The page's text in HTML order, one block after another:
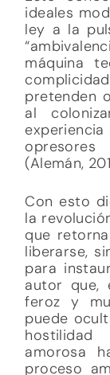
ideales
ley a la
máquina
pretenden
al
experiencia
(Alemán,
Con esto
la
que
liberarse,
para
autor que,
feroz y
puede
amorosa
proceso